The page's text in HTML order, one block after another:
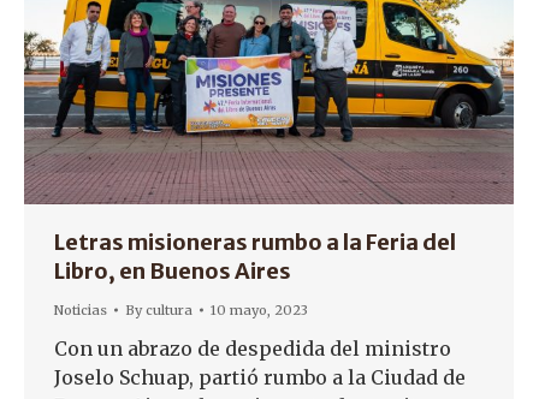
Letras misioneras rumbo a la Feria del
Libro, en Buenos Aires
Noticias Bycultura 10 mayo, 2023
Con un abrazo de despedida del ministro
Joselo Schuap, partió rumbo a la Ciudad de